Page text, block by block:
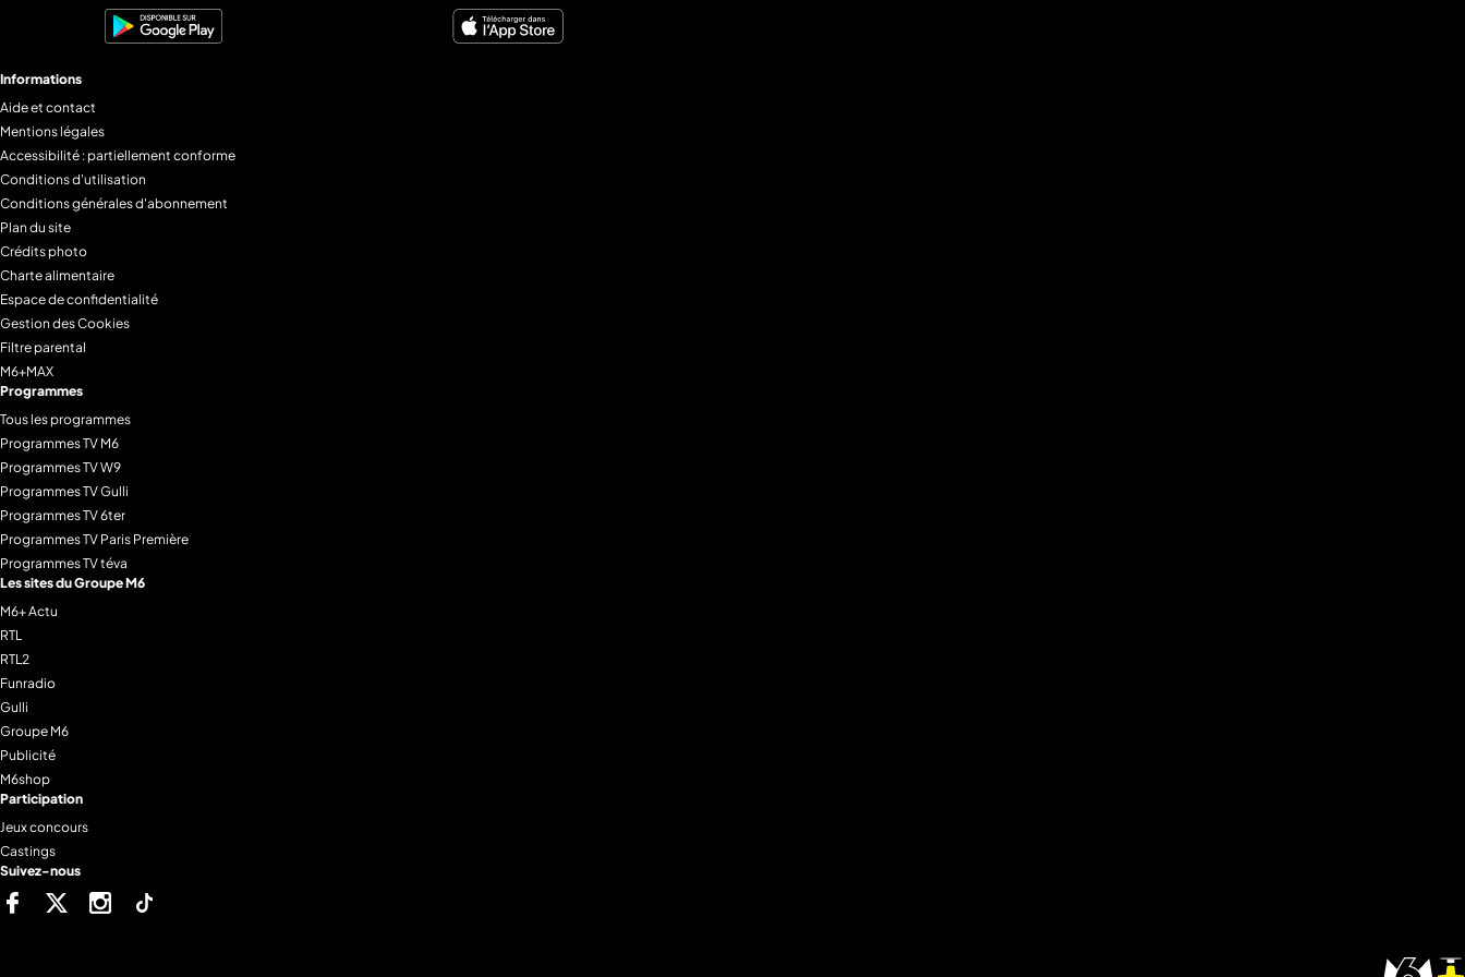
Informations
Aide et contact
Mentions légales
Accessibilité : partiellement conforme
Conditions d'utilisation
Conditions générales d'abonnement
Plan du site
Crédits photo
Charte alimentaire
Espace de confidentialité
Gestion des Cookies
Filtre parental
M6+MAX
Programmes
Tous les programmes
Programmes TV M6
Programmes TV W9
Programmes TV Gulli
Programmes TV 6ter
Programmes TV Paris Première
Programmes TV téva
Les sites du Groupe M6
M6+ Actu
RTL
RTL2
Funradio
Gulli
Groupe M6
Publicité
M6shop
Participation
Jeux concours
Castings
Suivez-nous
FacebookTwitter Instagram